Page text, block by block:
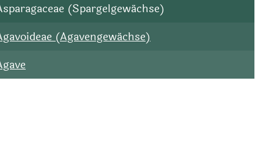
(Spargelgewächse)
(Agavengewächse)